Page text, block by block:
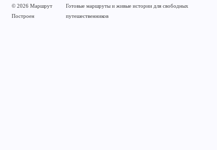
© 2026 Маршрут
Построен
Готовые маршруты и живые истории для свободных
путешественников